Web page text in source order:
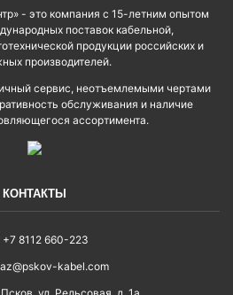
- это компания с 15-летним опытом
поставок кабельной,
продукции российских и
производителей.
сервис, неотъемлемыми чертами
обслуживания и наличие
ассортимента.
КОНТАКТЫ
+7 8112 660-223
kabel.com